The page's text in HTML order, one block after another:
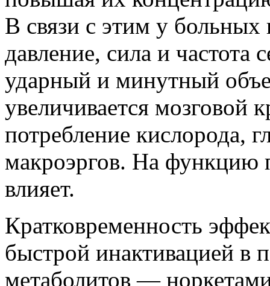
В связи с этим у больных
давление, сила и
ударный и минутный
увеличивается мозговой
потребление кислорода,
макроэргов. На функцию
влияет.
Кратковременность
быстрой инактивацией в
метаболитов —